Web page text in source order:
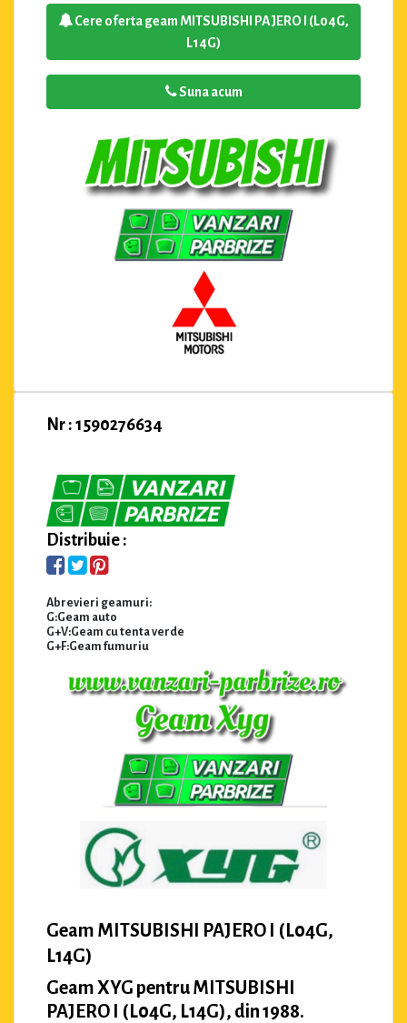
Cere oferta geam MITSUBISHI PAJERO I (L04G,
L14G)
Suna acum
Nr : 1590276634
Distribuie :
Abrevieri geamuri:
G:Geam auto
G+V:Geam cu tenta verde
G+F:Geam fumuriu
Geam MITSUBISHI PAJERO I (L04G,
L14G)
Geam XYG pentru MITSUBISHI
PAJERO I (L04G, L14G), din 1988.